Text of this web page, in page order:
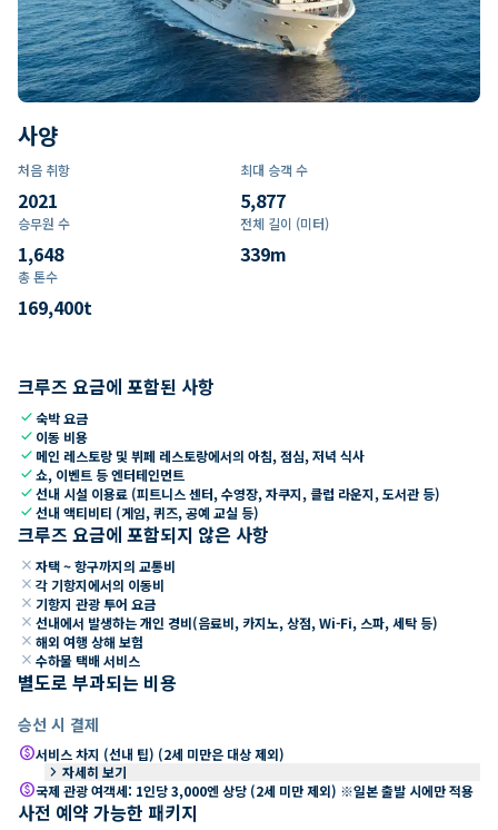
사양
처음 취항
2021
최대 승객 수
5,877
승무원 수
1,648
전체 길이 (미터)
339m
총 톤수
169,400t
크루즈 요금에 포함된 사항
check숙박 요금
check 이동 비용
check 메인 레스토랑 및 뷔페 레스토랑에서의 아침, 점심, 저녁 식사
check쇼, 이벤트 등 엔터테인먼트
check선내 시설 이용료 (피트니스 센터, 수영장, 자쿠지, 클럽 라운지, 도서관 등)
check선내 액티비티 (게임, 퀴즈, 공예 교실 등)
크루즈 요금에 포함되지 않은 사항
close 자택 ~ 항구까지의 교통비
close 각 기항지에서의 이동비
close 기항지 관광 투어 요금
close 선내에서 발생하는 개인 경비(음료비, 카지노, 상점, Wi-Fi, 스파, 세탁 등)
close 해외 여행 상해 보험
close 수하물 택배 서비스
별도로 부과되는 비용
승선 시 결제
paid서비스 차지 (선내 팁) (2세 미만은 대상 제외)
keyboard_arrow_right 자세히 보기
paid국제 관광 여객세: 1인당 3,000엔 상당 (2세 미만 제외) ※일본 출발 시에만 적용
사전 예약 가능한 패키지